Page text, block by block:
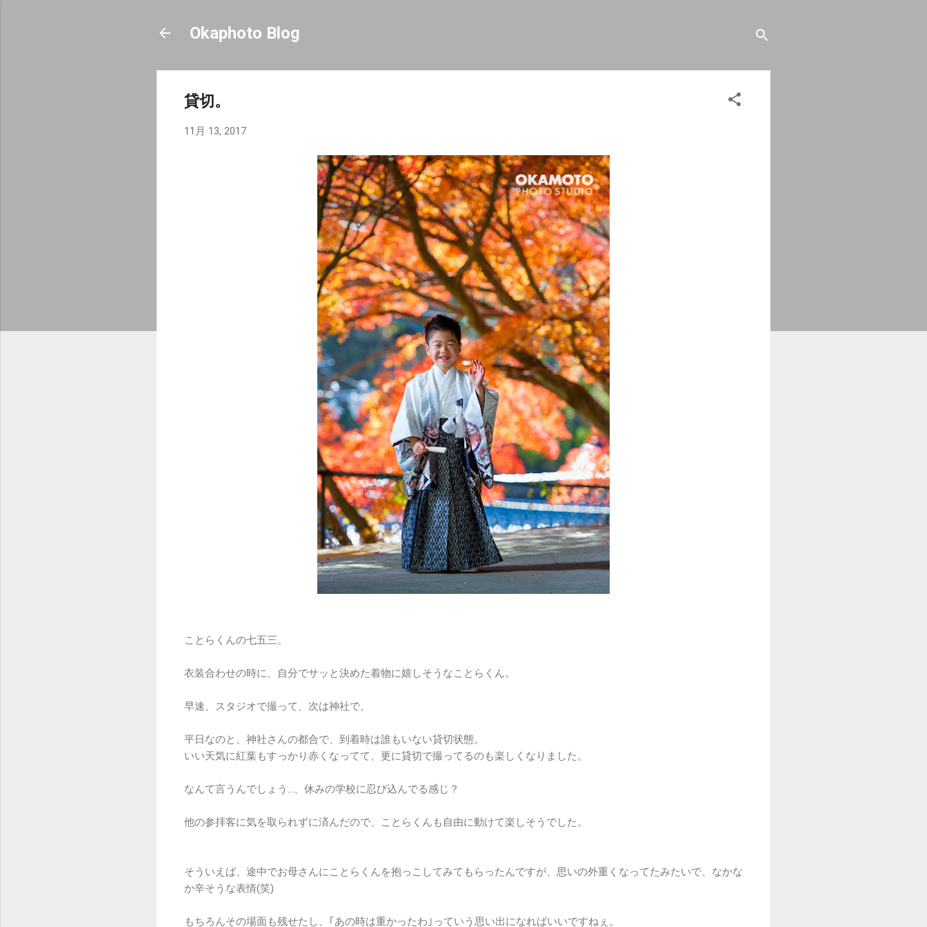
Okaphoto Blog
貸切。
11月 13, 2017
ことらくんの七五三。
衣装合わせの時に、自分でサッと決めた着物に嬉しそうなことらくん。
早速、スタジオで撮って、次は神社で。
平日なのと、神社さんの都合で、到着時は誰もいない貸切状態。
いい天気に紅葉もすっかり赤くなってて、更に貸切で撮ってるのも楽しくなりました。
なんて言うんでしょう…、休みの学校に忍び込んでる感じ？
他の参拝客に気を取られずに済んだので、ことらくんも自由に動けて楽しそうでした。
そういえば、途中でお母さんにことらくんを抱っこしてみてもらったんですが、思いの外重くなってたみたいで、なかな
か辛そうな表情(笑)
もちろんその場面も残せたし、｢あの時は重かったわ｣っていう思い出になればいいですねぇ。